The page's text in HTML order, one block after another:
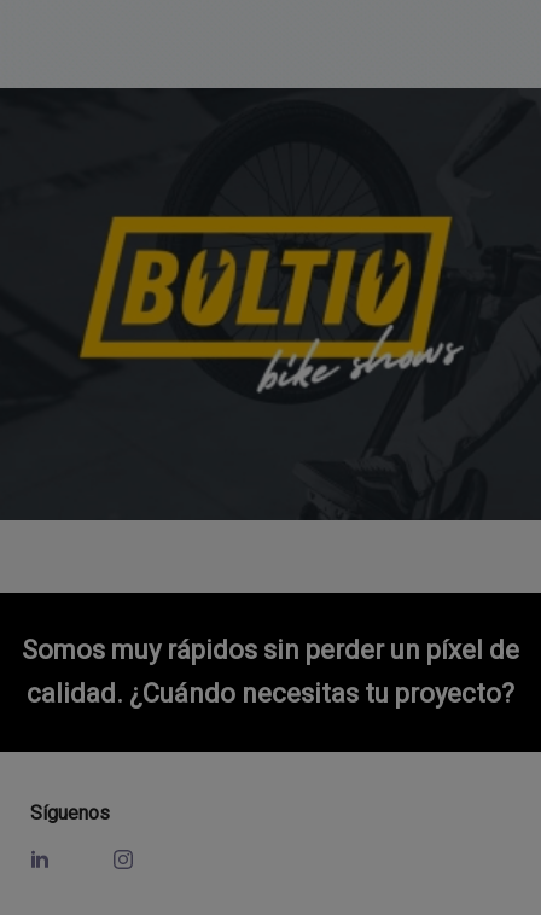
Somos muy rápidos sin perder un píxel de
calidad. ¿Cuándo necesitas tu proyecto?
Síguenos